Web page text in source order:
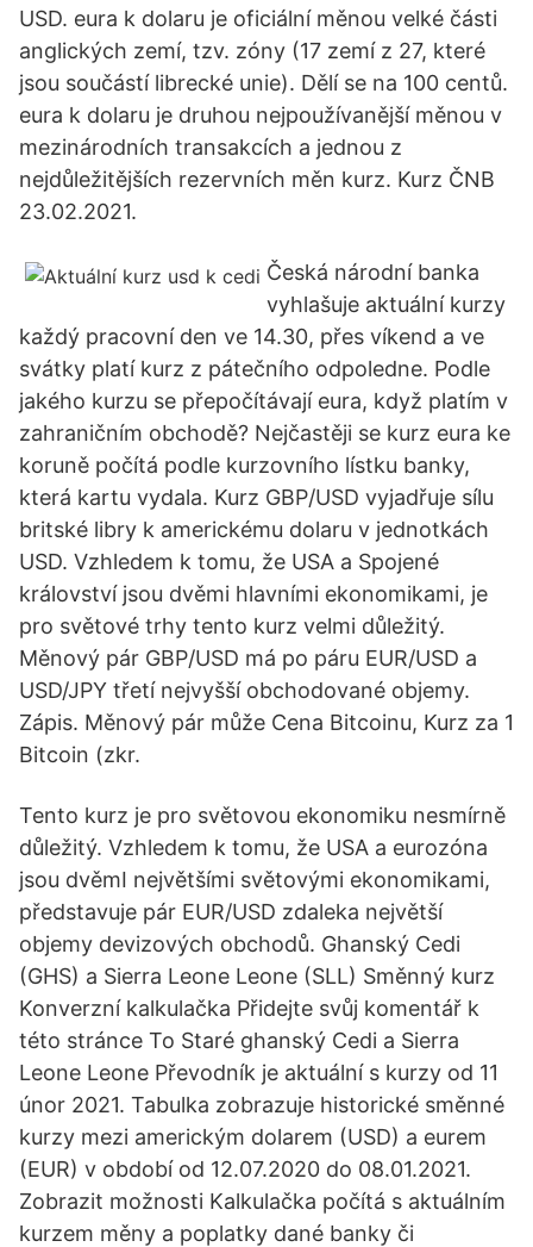
USD. eura k dolaru je oficiální měnou velké části
anglických zemí, tzv. zóny (17 zemí z 27, které
jsou součástí librecké unie). Dělí se na 100 centů.
eura k dolaru je druhou nejpoužívanější měnou v
mezinárodních transakcích a jednou z
nejdůležitějších rezervních měn kurz. Kurz ČNB
23.02.2021.
Česká národní banka
vyhlašuje aktuální kurzy
každý pracovní den ve 14.30, přes víkend a ve
svátky platí kurz z pátečního odpoledne. Podle
jakého kurzu se přepočítávají eura, když platím v
zahraničním obchodě? Nejčastěji se kurz eura ke
koruně počítá podle kurzovního lístku banky,
která kartu vydala. Kurz GBP/USD vyjadřuje sílu
britské libry k americkému dolaru v jednotkách
USD. Vzhledem k tomu, že USA a Spojené
království jsou dvěmi hlavními ekonomikami, je
pro světové trhy tento kurz velmi důležitý.
Měnový pár GBP/USD má po páru EUR/USD a
USD/JPY třetí nejvyšší obchodované objemy.
Zápis. Měnový pár může Cena Bitcoinu, Kurz za 1
Bitcoin (zkr.
Tento kurz je pro světovou ekonomiku nesmírně
důležitý. Vzhledem k tomu, že USA a eurozóna
jsou dvěmI největšími světovými ekonomikami,
představuje pár EUR/USD zdaleka největší
objemy devizových obchodů. Ghanský Cedi
(GHS) a Sierra Leone Leone (SLL) Směnný kurz
Konverzní kalkulačka Přidejte svůj komentář k
této stránce To Staré ghanský Cedi a Sierra
Leone Leone Převodník je aktuální s kurzy od 11
únor 2021. Tabulka zobrazuje historické směnné
kurzy mezi americkým dolarem (USD) a eurem
(EUR) v období od 12.07.2020 do 08.01.2021.
Zobrazit možnosti Kalkulačka počítá s aktuálním
kurzem měny a poplatky dané banky či